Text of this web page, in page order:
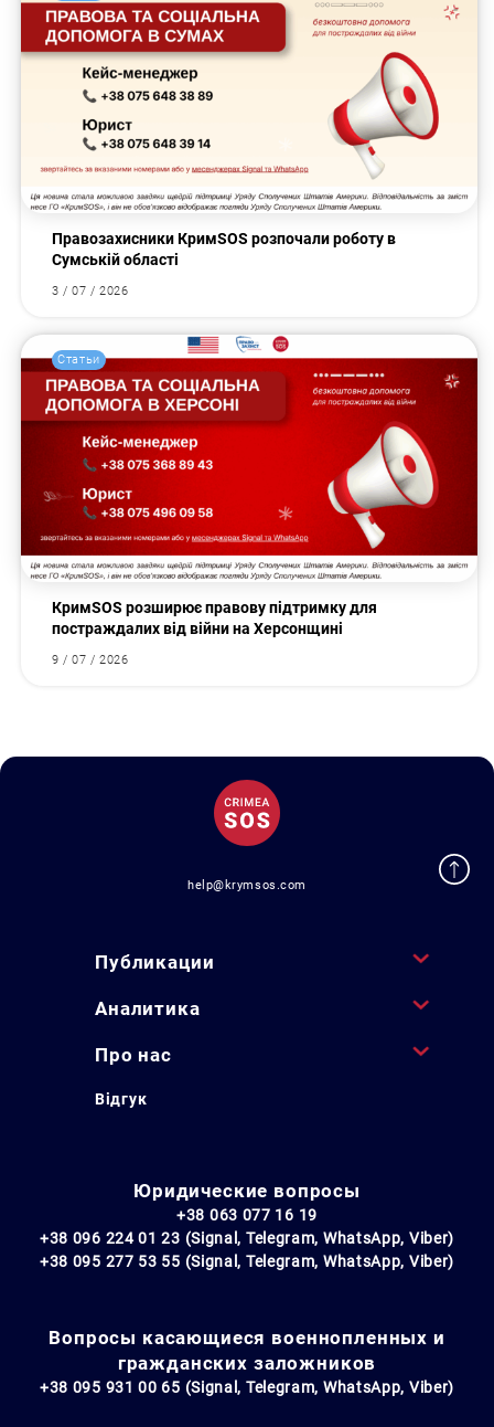
Правозахисники КримSOS розпочали роботу в
Сумській області
3 / 07 / 2026
Статьи
КримSOS розширює правову підтримку для
постраждалих від війни на Херсонщині
9 / 07 / 2026
help@krymsos.com
Публикации
Аналитика
Про нас
Відгук
Юридические вопросы
+38 063 077 16 19
+38 096 224 01 23 (Signal, Telegram, WhatsApp, Viber)
+38 095 277 53 55 (Signal, Telegram, WhatsApp, Viber)
Вопросы касающиеся военнопленных и
гражданских заложников
+38 095 931 00 65 (Signal, Telegram, WhatsApp, Viber)